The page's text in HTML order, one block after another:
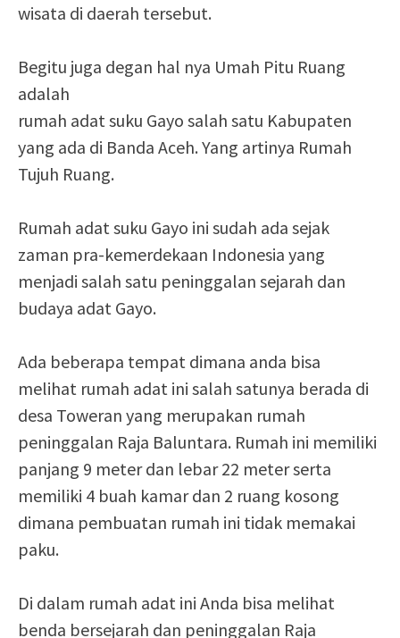
wisata di daerah tersebut.
Begitu juga degan hal nya Umah Pitu Ruang
adalah
rumah adat suku Gayo salah satu Kabupaten
yang ada di Banda Aceh. Yang artinya Rumah
Tujuh Ruang.
Rumah adat suku Gayo ini sudah ada sejak
zaman pra-kemerdekaan Indonesia yang
menjadi salah satu peninggalan sejarah dan
budaya adat Gayo.
Ada beberapa tempat dimana anda bisa
melihat rumah adat ini salah satunya berada di
desa Toweran yang merupakan rumah
peninggalan Raja Baluntara. Rumah ini memiliki
panjang 9 meter dan lebar 22 meter serta
memiliki 4 buah kamar dan 2 ruang kosong
dimana pembuatan rumah ini tidak memakai
paku.
Di dalam rumah adat ini Anda bisa melihat
benda bersejarah dan peninggalan Raja